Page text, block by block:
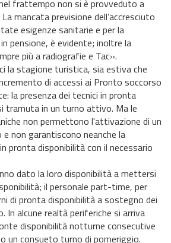
frattempo non si è provveduto a
mancata previsione dell’accresciuto
esigenze sanitarie e per la
pensione, è evidente; inoltre la
più a radiografie e Tac».
la stagione turistica, sia estiva che
di accessi ai Pronto soccorso
la presenza dei tecnici in pronta
tramuta in un turno attivo. Ma le
non permettono l'attivazione di un
non garantiscono neanche la
pronta disponibilità con il necessario
dato la loro disponibilità a mettersi
il personale part-time, per
di pronta disponibilità a sostegno dei
In alcune realtà periferiche si arriva
disponibilità notturne consecutive
un consueto turno di pomeriggio.